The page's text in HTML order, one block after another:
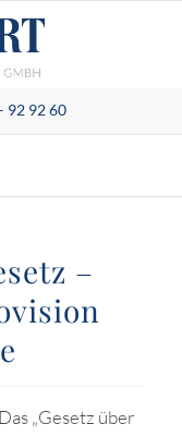
92 92 60
–
„Gesetz über